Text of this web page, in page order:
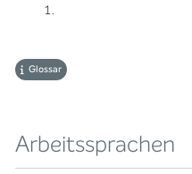
Glossar
Arbeitssprachen